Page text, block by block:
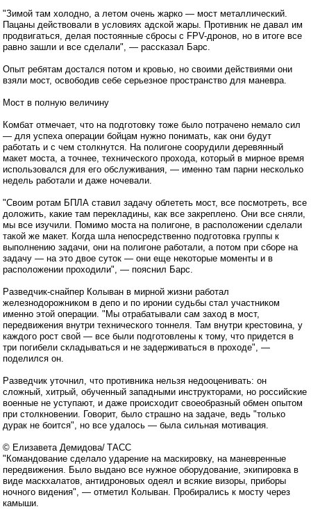
"Зимой там холодно, а летом очень жарко — мост металлический.
Пацаны действовали в условиях адской жары. Противник не давал им
продвигаться, делая постоянные сбросы с FPV-дронов, но в итоге все
равно зашли и все сделали", — рассказал Барс.
Опыт ребятам достался потом и кровью, но своими действиями они
взяли мост, освободив себе серьезное пространство для маневра.
Мост в полную величину
Комбат отмечает, что на подготовку тоже было потрачено немало сил
— для успеха операции бойцам нужно понимать, как они будут
работать и с чем столкнутся. На полигоне соорудили деревянный
макет моста, а точнее, технического прохода, который в мирное время
использовался для его обслуживания, — именно там парни несколько
недель работали и даже ночевали.
"Своим ротам БПЛА ставил задачу облететь мост, все посмотреть, все
доложить, какие там перекладины, как все закреплено. Они все сняли,
мы все изучили. Помимо моста на полигоне, в расположении сделали
такой же макет. Когда шла непосредственно подготовка группы к
выполнению задачи, они на полигоне работали, а потом при сборе на
задачу — на это двое суток — они еще некоторые моменты и в
расположении проходили", — пояснил Барс.
Разведчик-снайпер Колыван в мирной жизни работал
железнодорожником в депо и по иронии судьбы стал участником
именно этой операции. "Мы отрабатывали сам заход в мост,
передвижения внутри технического тоннеля. Там внутри крестовина, у
каждого рост свой — все были подготовлены к тому, что придется в
три погибели складываться и не задерживаться в проходе", —
поделился он.
Разведчик уточнил, что противника нельзя недооценивать: он
сложный, хитрый, обученный западными инструкторами, но российские
военные не уступают, и даже происходит своеобразный обмен опытом
при столкновении. Говорит, было страшно на задаче, ведь "только
дурак не боится", но все удалось — была сильная мотивация.
© Елизавета Демидова/ ТАСС
"Командование сделало ударение на маскировку, на маневренные
передвижения. Было выдано все нужное оборудование, экипировка в
виде маскхалатов, антидроновых одеял и всякие визоры, приборы
ночного видения", — отметил Колыван. Пробирались к мосту через
камыши.